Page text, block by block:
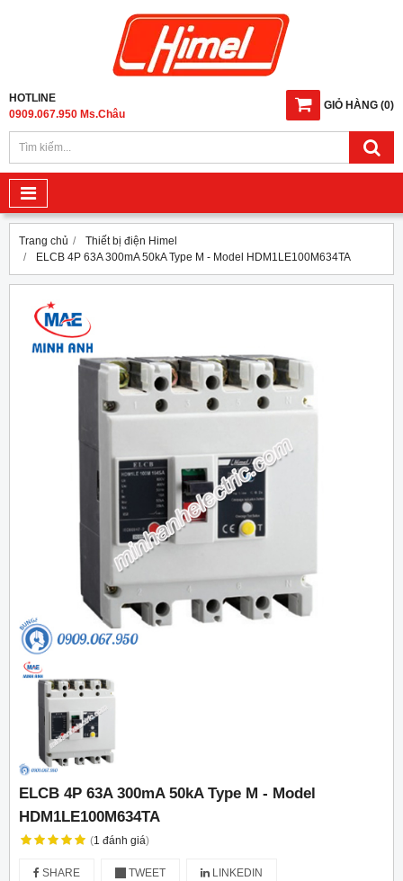
GIỎ HÀNG (0)
HOTLINE
0909.067.950 Ms.Châu
Trang chủ
Thiết bị điện Himel
ELCB 4P 63A 300mA 50kA Type M - Model HDM1LE100M634TA
ELCB 4P 63A 300mA 50kA Type M - Model
HDM1LE100M634TA
(1 đánh giá)
SHARE TWEET LINKEDIN